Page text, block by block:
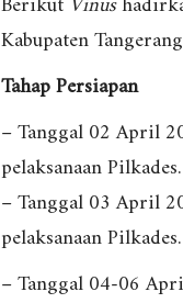
Kabupaten
Tahap Persiapan
– Tanggal 02 April
pelaksanaan Pilkades.
– Tanggal 03 April
pelaksanaan Pilkades.
– Tanggal 04-06